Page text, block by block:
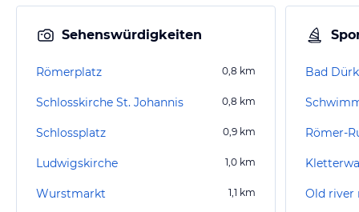
Sehenswürdigkeiten
Römerplatz 0,8 km
Schlosskirche St. Johannis 0,8 km
Schlossplatz 0,9 km
Ludwigskirche 1,0 km
Wurstmarkt 1,1 km
Bad
Römer-
Old river